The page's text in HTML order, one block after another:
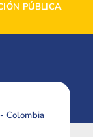
PÚBLICA
Colombia